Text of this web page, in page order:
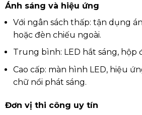
Ánh sáng và hiệu ứng
Với ngân sách thấp: tận dụng
hoặc đèn chiếu ngoài.
Trung bình: LED hắt sáng, hộp
Cao cấp: màn hình LED, hiệu
chữ nổi phát sáng.
Đơn vị thi công uy tín